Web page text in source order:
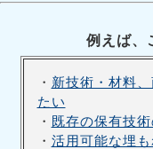
例えば、
・ 新技術・材料
たい
・ 既存の保有技
・ 活用可能な埋